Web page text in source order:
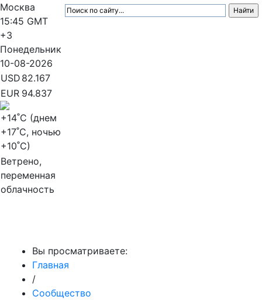
Москва
15:45 GMT
+3
Понедельник
10-08-2026
USD 82.167
EUR 94.837
+14˚C (днем
+17˚C, ночью
+10˚C)
Ветрено,
переменная
облачность
Вы просматриваете:
Главная
/
Сообщество